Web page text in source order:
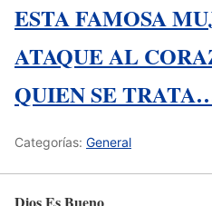
ESTA FAMOSA
ATAQUE AL
QUIEN SE
Categorías: General
Dios Es Bueno